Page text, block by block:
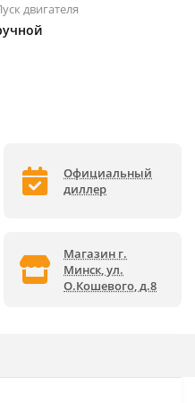
двигателя
Официальный
диллер
Магазин г.
Минск, ул.
О.Кошевого, д.8